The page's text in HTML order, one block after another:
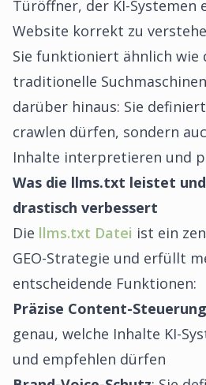
Türöffner, der KI-Systemen
Website korrekt zu
Sie funktioniert ähnlich
traditionelle
darüber hinaus: Sie
crawlen dürfen, sondern
Inhalte interpretieren und
Was die llms.txt leistet
drastisch verbessert
Die llms.txt Datei ist ein
GEO-Strategie und erfüllt
entscheidende Funktionen:
Präzise Content-Steuerung
genau, welche Inhalte KI-
und empfehlen dürfen